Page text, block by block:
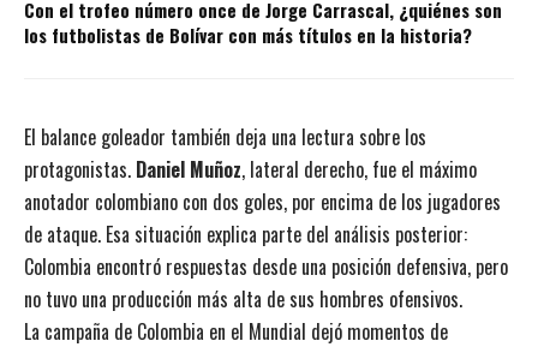
Con el trofeo número once de Jorge Carrascal, ¿quiénes son
los futbolistas de Bolívar con más títulos en la historia?
El balance goleador también deja una lectura sobre los
protagonistas. Daniel Muñoz, lateral derecho, fue el máximo
anotador colombiano con dos goles, por encima de los jugadores
de ataque. Esa situación explica parte del análisis posterior:
Colombia encontró respuestas desde una posición defensiva, pero
no tuvo una producción más alta de sus hombres ofensivos.
La campaña de Colombia en el Mundial dejó momentos de